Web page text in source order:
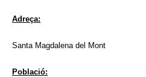
Adreça:
Santa Magdalena del Mont
Població: